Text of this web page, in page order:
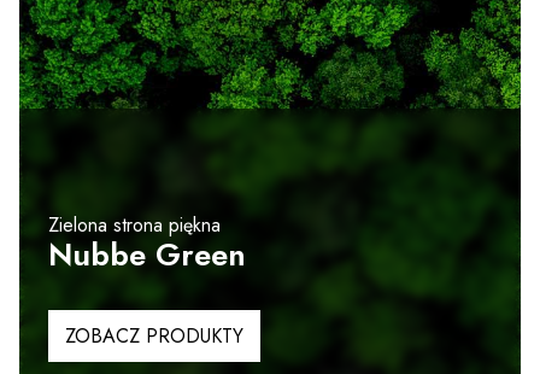
Zielona strona piękna
Nubbe Green
ZOBACZ PRODUKTY